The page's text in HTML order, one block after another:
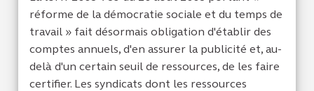
réforme de la démocratie sociale et du temps de
travail » fait désormais obligation d'établir des
comptes annuels, d'en assurer la publicité et, au-
delà d'un certain seuil de ressources, de les faire
certifier. Les syndicats dont les ressources